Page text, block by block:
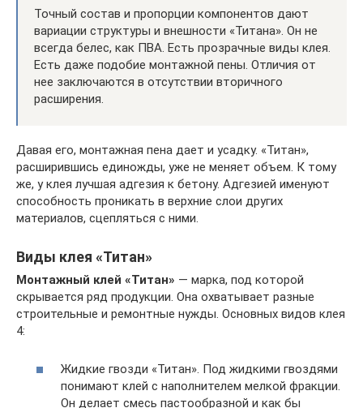
Точный состав и пропорции компонентов дают
вариации структуры и внешности «Титана». Он не
всегда белес, как ПВА. Есть прозрачные виды клея.
Есть даже подобие монтажной пены. Отличия от
нее заключаются в отсутствии вторичного
расширения.
Давая его, монтажная пена дает и усадку. «Титан»,
расширившись единожды, уже не меняет объем. К тому
же, у клея лучшая адгезия к бетону. Адгезией именуют
способность проникать в верхние слои других
материалов, сцепляться с ними.
Виды клея «Титан»
Монтажный клей «Титан» — марка, под которой
скрывается ряд продукции. Она охватывает разные
строительные и ремонтные нужды. Основных видов клея
4:
Жидкие гвозди «Титан». Под жидкими гвоздями
понимают клей с наполнителем мелкой фракции.
Он делает смесь пастообразной и как бы